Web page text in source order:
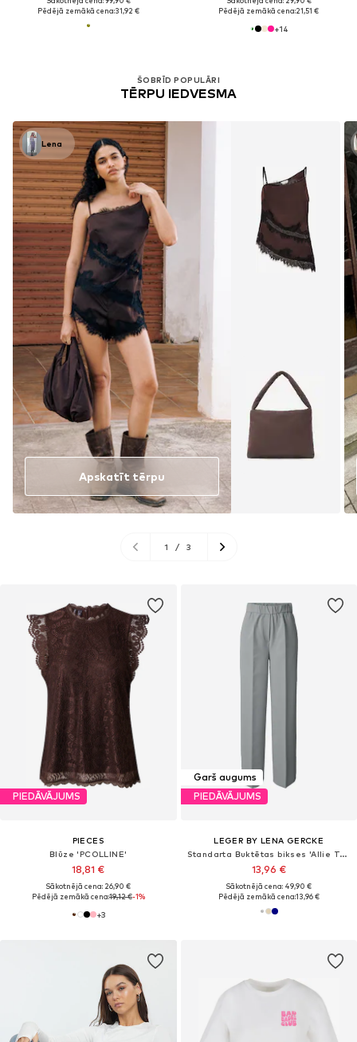
Pēdējā zemākā cena:31,92 €
ŠOBRĪD POPULĀRI
TĒRPU IEDVESMA
Lena
Apskatīt tērpu
1 / 3
Pēdējā zemākā cena:21,51 €
+14
PIEDĀVĀJUMS
PIECES
Blūze 'PCOLLINE'
18,81 €
Sākotnējā cena: 26,90 €
Pēdējā zemākā cena:19,12 €-1%
+3
Garš augums
PIEDĀVĀJUMS
LEGER BY LENA GERCKE
Standarta Buktētas bikses 'Allie Tall'
13,96 €
Sākotnējā cena: 49,90 €
Pēdējā zemākā cena:13,96 €